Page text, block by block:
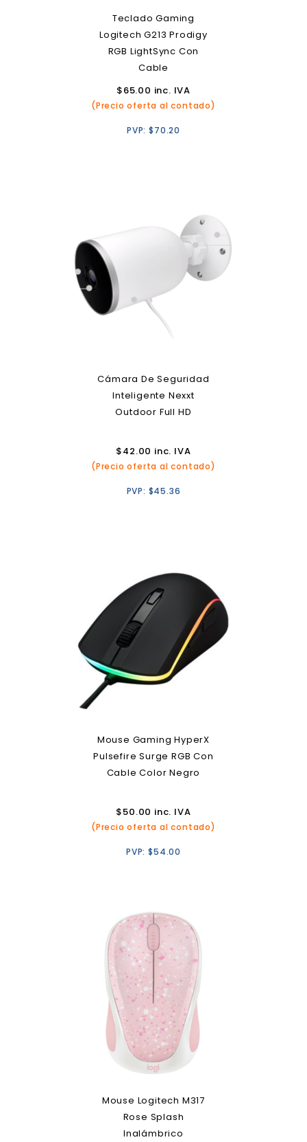
Teclado Gaming
Logitech G213 Prodigy
RGB LightSync Con
Cable
$65.00 inc. IVA
(Precio oferta al contado)
PVP:$70.20
Cámara De Seguridad
Inteligente Nexxt
Outdoor Full HD
$42.00 inc. IVA
(Precio oferta al contado)
PVP: $45.36
Mouse Gaming HyperX
Pulsefire Surge RGB Con
Cable Color Negro
$50.00 inc. IVA
(Precio oferta al contado)
PVP:$54.00
Mouse Logitech M317
Rose Splash
Inalámbrico